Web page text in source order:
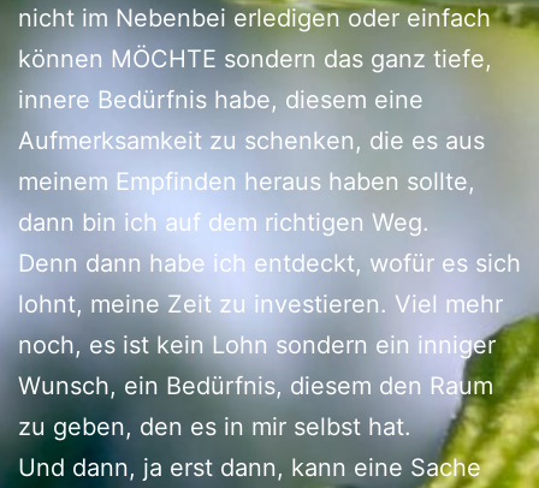
nicht im Nebenbei erledigen oder einfach
können MÖCHTE sondern das ganz tiefe,
innere Bedürfnis habe, diesem eine
Aufmerksamkeit zu schenken, die es aus
meinem Empfinden heraus haben sollte,
dann bin ich auf dem richtigen Weg.
Denn dann habe ich entdeckt, wofür es sich
lohnt, meine Zeit zu investieren. Viel mehr
noch, es ist kein Lohn sondern ein inniger
Wunsch, ein Bedürfnis, diesem den Raum
zu geben, den es in mir selbst hat.
Und dann, ja erst dann, kann eine Sache